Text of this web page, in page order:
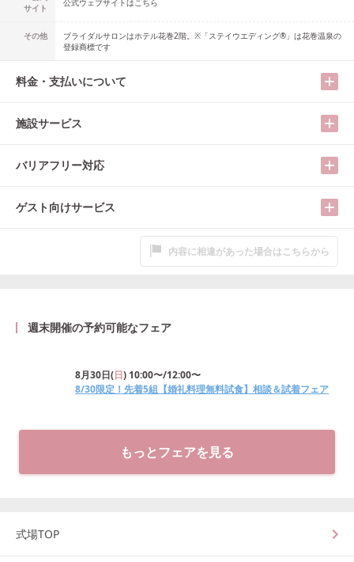
サイト
公式ウェブサイトはこちら
その他
ブライダルサロンはホテル花巻2階。※「ステイウエディング®」は花巻温泉の
登録商標です
料金・支払いについて
施設サービス
バリアフリー対応
ゲスト向けサービス
内容に相違があった場合はこちらから
週末開催の予約可能なフェア
8月30日(日) 10:00〜/12:00〜
8/30限定！先着5組【婚礼料理無料試食】相談＆試着フェア
もっとフェアを見る
式場TOP